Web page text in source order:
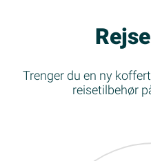
Trenger du en ny
reisetilbehør